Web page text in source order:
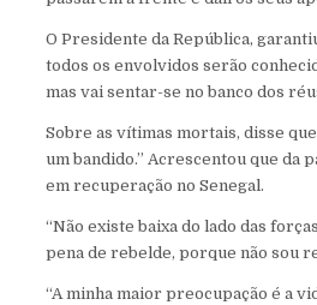
O Presidente da República,
todos os envolvidos serão
mas vai sentar-se no banco dos
Sobre as vítimas mortais, disse
um bandido.” Acrescentou que da
em recuperação no Senegal.
“Não existe baixa do lado das
pena de rebelde, porque não sou
“A minha maior preocupação é a